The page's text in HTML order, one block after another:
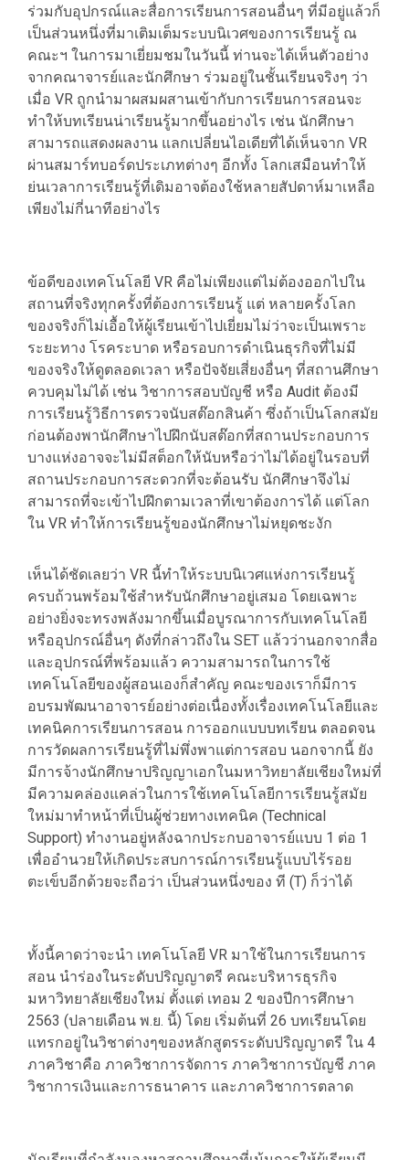
ร่วมกับอุปกรณ์และสื่อการเรียนการสอนอื่นๆ ที่มีอยู่แล้วก็
เป็นส่วนหนึ่งที่มาเติมเต็มระบบนิเวศของการเรียนรู้ ณ
คณะฯ ในการมาเยี่ยมชมในวันนี้ ท่านจะได้เห็นตัวอย่าง
จากคณาจารย์และนักศึกษา ร่วมอยู่ในชั้นเรียนจริงๆ ว่า
เมื่อ VR ถูกนำมาผสมผสานเข้ากับการเรียนการสอนจะ
ทำให้บทเรียนน่าเรียนรู้มากขึ้นอย่างไร เช่น นักศึกษา
สามารถแสดงผลงาน แลกเปลี่ยนไอเดียที่ได้เห็นจาก VR
ผ่านสมาร์ทบอร์ดประเภทต่างๆ อีกทั้ง โลกเสมือนทำให้
ย่นเวลาการเรียนรู้ที่เดิมอาจต้องใช้หลายสัปดาห์มาเหลือ
เพียงไม่กี่นาทีอย่างไร
ข้อดีของเทคโนโลยี VR คือไม่เพียงแต่ไม่ต้องออกไปใน
สถานที่จริงทุกครั้งที่ต้องการเรียนรู้ แต่ หลายครั้งโลก
ของจริงก็ไม่เอื้อให้ผู้เรียนเข้าไปเยี่ยมไม่ว่าจะเป็นเพราะ
ระยะทาง โรคระบาด หรือรอบการดำเนินธุรกิจที่ไม่มี
ของจริงให้ดูตลอดเวลา หรือปัจจัยเสี่ยงอื่นๆ ที่สถานศึกษา
ควบคุมไม่ได้ เช่น วิชาการสอบบัญชี หรือ Audit ต้องมี
การเรียนรู้วิธีการตรวจนับสต๊อกสินค้า ซึ่งถ้าเป็นโลกสมัย
ก่อนต้องพานักศึกษาไปฝึกนับสต๊อกที่สถานประกอบการ
บางแห่งอาจจะไม่มีสต็อกให้นับหรือว่าไม่ได้อยู่ในรอบที่
สถานประกอบการสะดวกที่จะต้อนรับ นักศึกษาจึงไม่
สามารถที่จะเข้าไปฝึกตามเวลาที่เขาต้องการได้ แต่โลก
ใน VR ทำให้การเรียนรู้ของนักศึกษาไม่หยุดชะงัก
เห็นได้ชัดเลยว่า VR นี้ทำให้ระบบนิเวศแห่งการเรียนรู้
ครบถ้วนพร้อมใช้สำหรับนักศึกษาอยู่เสมอ โดยเฉพาะ
อย่างยิ่งจะทรงพลังมากขึ้นเมื่อบูรณาการกับเทคโนโลยี
หรืออุปกรณ์อื่นๆ ดังที่กล่าวถึงใน SET แล้วว่านอกจากสื่อ
และอุปกรณ์ที่พร้อมแล้ว ความสามารถในการใช้
เทคโนโลยีของผู้สอนเองก็สำคัญ คณะของเราก็มีการ
อบรมพัฒนาอาจารย์อย่างต่อเนื่องทั้งเรื่องเทคโนโลยีและ
เทคนิคการเรียนการสอน การออกแบบบทเรียน ตลอดจน
การวัดผลการเรียนรู้ที่ไม่พึ่งพาแต่การสอบ นอกจากนี้ ยัง
มีการจ้างนักศึกษาปริญญาเอกในมหาวิทยาลัยเชียงใหม่ที่
มีความคล่องแคล่วในการใช้เทคโนโลยีการเรียนรู้สมัย
ใหม่มาทำหน้าที่เป็นผู้ช่วยทางเทคนิค (Technical
Support) ทำงานอยู่หลังฉากประกบอาจารย์แบบ 1 ต่อ 1
เพื่ออำนวยให้เกิดประสบการณ์การเรียนรู้แบบไร้รอย
ตะเข็บอีกด้วยจะถือว่า เป็นส่วนหนึ่งของ ที (T) ก็ว่าได้
ทั้งนี้คาดว่าจะนำ เทคโนโลยี VR มาใช้ในการเรียนการ
สอน นำร่องในระดับปริญญาตรี คณะบริหารธุรกิจ
มหาวิทยาลัยเชียงใหม่ ตั้งแต่ เทอม 2 ของปีการศึกษา
2563 (ปลายเดือน พ.ย. นี้) โดย เริ่มต้นที่ 26 บทเรียนโดย
แทรกอยู่ในวิชาต่างๆของหลักสูตรระดับปริญญาตรี ใน 4
ภาควิชาคือ ภาควิชาการจัดการ ภาควิชาการบัญชี ภาค
วิชาการเงินและการธนาคาร และภาควิชาการตลาด